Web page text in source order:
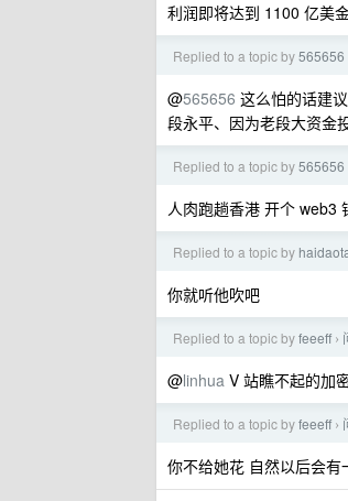
利润即将达到 1100 亿美
Replied to a topic by565656
@565656 这么怕的话建
段永平、因为老段大资金
Replied to a topic by565656
人肉跑趟香港 开个 web3
Replied to a topic by
你就听他吹吧
Replied to a topic byfeeeff ›
@linhua V 站瞧不起的加
Replied to a topic byfeeeff ›
你不给她花 自然以后会